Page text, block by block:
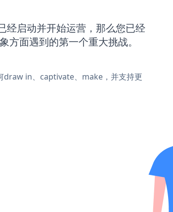
启动并开始运营，那么您已经
方面遇到的第一个重大挑战。
in、captivate、make，并支持更